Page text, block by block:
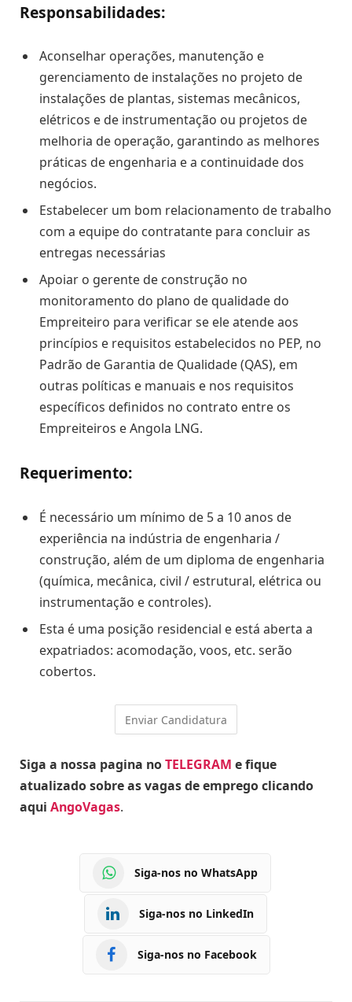
Responsabilidades:
Aconselhar operações, manutenção e
gerenciamento de instalações no projeto de
instalações de plantas, sistemas mecânicos,
elétricos e de instrumentação ou projetos de
melhoria de operação, garantindo as melhores
práticas de engenharia e a continuidade dos
negócios.
Estabelecer um bom relacionamento de trabalho
com a equipe do contratante para concluir as
entregas necessárias
Apoiar o gerente de construção no
monitoramento do plano de qualidade do
Empreiteiro para verificar se ele atende aos
princípios e requisitos estabelecidos no PEP, no
Padrão de Garantia de Qualidade (QAS), em
outras políticas e manuais e nos requisitos
específicos definidos no contrato entre os
Empreiteiros e Angola LNG.
Requerimento:
É necessário um mínimo de 5 a 10 anos de
experiência na indústria de engenharia /
construção, além de um diploma de engenharia
(química, mecânica, civil / estrutural, elétrica ou
instrumentação e controles).
Esta é uma posição residencial e está aberta a
expatriados: acomodação, voos, etc. serão
cobertos.
Siga a nossa pagina noTELEGRAM e fique
atualizado sobre as vagas de emprego clicando
aqui AngoVagas.
Siga-nos no WhatsApp
Siga-nos no LinkedIn
Siga-nos no Facebook